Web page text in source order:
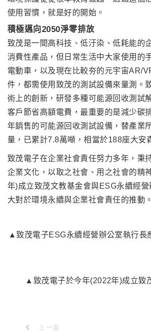
使用習慣，就是好的開始。
積極邁向2050淨零排放
致茂是一間高科技、低汙染、低耗能的
消費性產品，但日常生活中大家使用的
電動車，以及現在比較夯的元宇宙AR/
件，都需使用致茂的測試設備來量測。
術上的創新，研發多種可能源回收測試
客戶節省高額電費，最重要的是減少碳
年銷售的可能源回收測試設備，替產業
量，已累計7.8萬噸，相當於188座大安
致茂電子在企業社會責任努力多年，秉
企業文化，以取之社會、用之社會的精
年)成立致茂文教基金會與ESG永續經
大對於環境永續與企業社會責任的推動。
▲致茂電子ESG永續經營辦公室執行長
▲致茂電子於今年(2022年)成立致
上一篇